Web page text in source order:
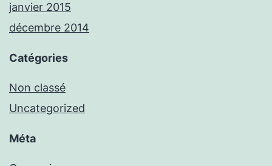
janvier 2015
décembre 2014
Catégories
Non classé
Uncategorized
Méta